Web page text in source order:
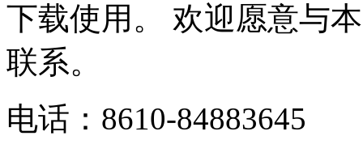
下载使用。 欢迎愿意与
联系。
电话：8610-84883645